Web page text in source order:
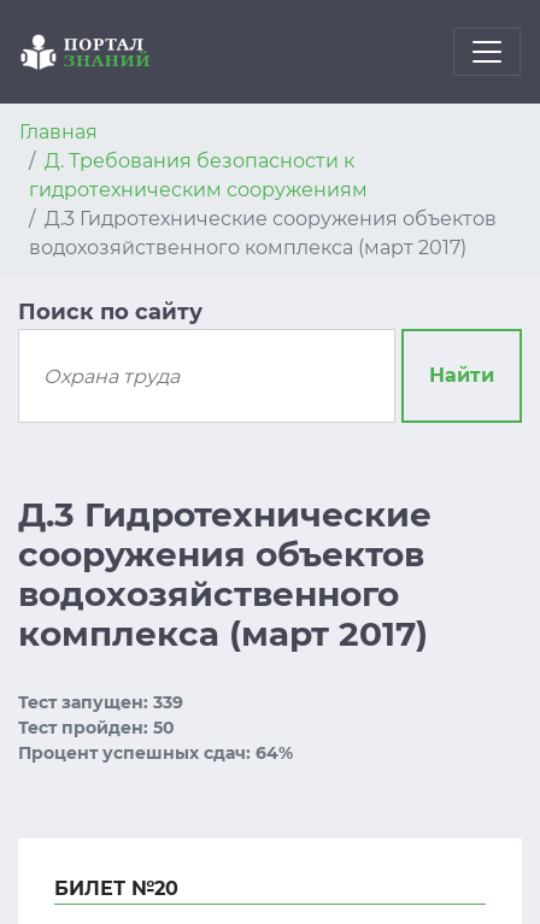
Главная
Д. Требования безопасности к
гидротехническим сооружениям
Д.3 Гидротехнические сооружения объектов
водохозяйственного комплекса (март 2017)
Поиск по сайту
Найти
Д.3 Гидротехнические
сооружения объектов
водохозяйственного
комплекса (март 2017)
Тест запущен: 339
Тест пройден: 50
Процент успешных сдач: 64%
БИЛЕТ №20